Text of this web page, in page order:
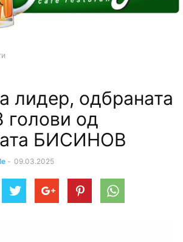
лидер, одбраната
голови од
БИСИНОВ
- 09.03.2025